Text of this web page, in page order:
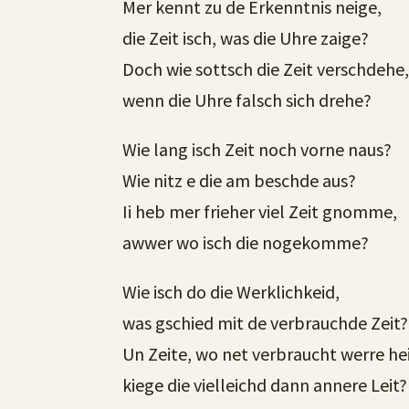
Mer kennt zu de Erkenntnis neige,
die Zeit isch, was die Uhre zaige?
Doch wie sottsch die Zeit verschdehe,
wenn die Uhre falsch sich drehe?
Wie lang isch Zeit noch vorne naus?
Wie nitz e die am beschde aus?
Ii heb mer frieher viel Zeit gnomme,
awwer wo isch die nogekomme?
Wie isch do die Werklichkeid,
was gschied mit de verbrauchde Zeit?
Un Zeite, wo net verbraucht werre
kiege die vielleichd dann annere Leit?